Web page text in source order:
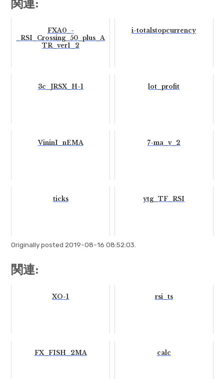
関連:
FXA0_-
_RSI_Crossing_50_plus_A
TR_ver1_2
i-totalstopcurrency
3c_JRSX_H-1 lot_profit
VininI_nEMA 7-ma_v_2
ticks ytg_TF_RSI
Originally posted 2019-08-16 08:52:03.
関連:
XO-1 rsi_ts
FX_FISH_2MA calc